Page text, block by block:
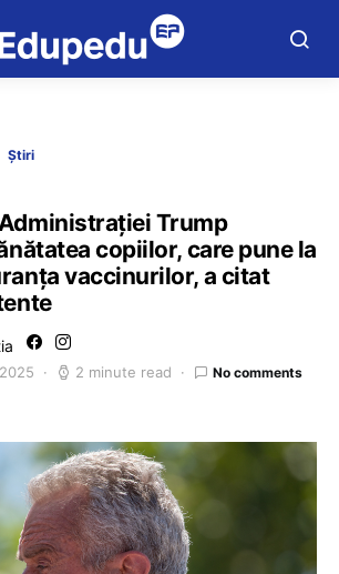
Știri
Trump
copiilor, care pune la
vaccinurilor, a citat
2 minute read No comments